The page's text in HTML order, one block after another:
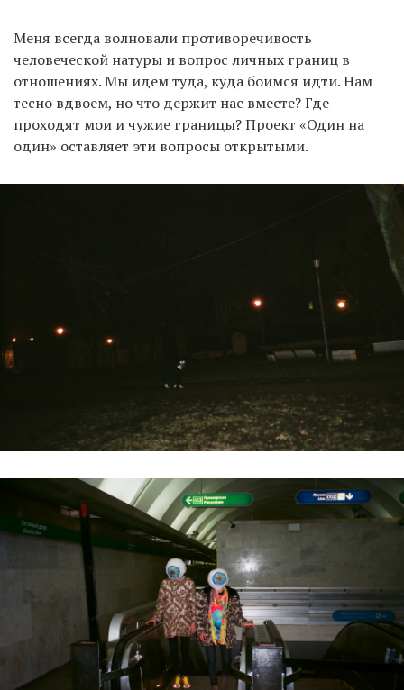
Меня всегда волновали противоречивость
человеческой натуры и вопрос личных границ в
отношениях. Мы идем туда, куда боимся идти. Нам
тесно вдвоем, но что держит нас вместе? Где
проходят мои и чужие границы? Проект «Один на
один» оставляет эти вопросы открытыми.